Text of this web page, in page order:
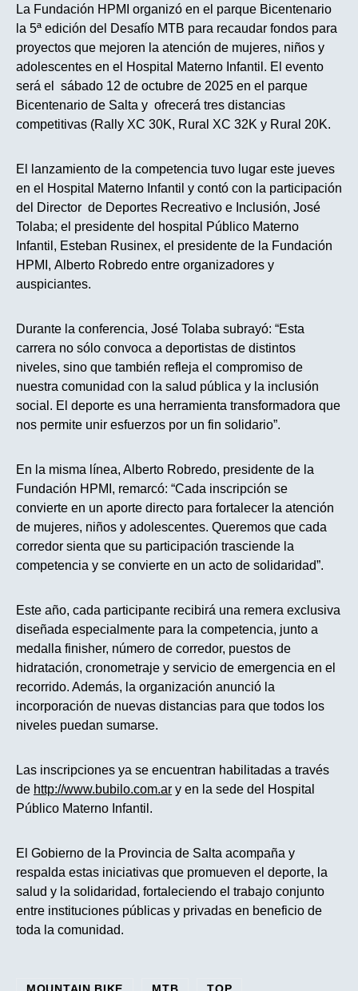
La Fundación HPMI organizó en el parque Bicentenario
la 5ª edición del Desafío MTB para recaudar fondos para
proyectos que mejoren la atención de mujeres, niños y
adolescentes en el Hospital Materno Infantil. El evento
será el sábado 12 de octubre de 2025 en el parque
Bicentenario de Salta y ofrecerá tres distancias
competitivas (Rally XC 30K, Rural XC 32K y Rural 20K.
El lanzamiento de la competencia tuvo lugar este jueves
en el Hospital Materno Infantil y contó con la participación
del Director de Deportes Recreativo e Inclusión, José
Tolaba; el presidente del hospital Público Materno
Infantil, Esteban Rusinex, el presidente de la Fundación
HPMI, Alberto Robredo entre organizadores y
auspiciantes.
Durante la conferencia, José Tolaba subrayó: “Esta
carrera no sólo convoca a deportistas de distintos
niveles, sino que también refleja el compromiso de
nuestra comunidad con la salud pública y la inclusión
social. El deporte es una herramienta transformadora que
nos permite unir esfuerzos por un fin solidario”.
En la misma línea, Alberto Robredo, presidente de la
Fundación HPMI, remarcó: “Cada inscripción se
convierte en un aporte directo para fortalecer la atención
de mujeres, niños y adolescentes. Queremos que cada
corredor sienta que su participación trasciende la
competencia y se convierte en un acto de solidaridad”.
Este año, cada participante recibirá una remera exclusiva
diseñada especialmente para la competencia, junto a
medalla finisher, número de corredor, puestos de
hidratación, cronometraje y servicio de emergencia en el
recorrido. Además, la organización anunció la
incorporación de nuevas distancias para que todos los
niveles puedan sumarse.
Las inscripciones ya se encuentran habilitadas a través
de http://www.bubilo.com.ar y en la sede del Hospital
Público Materno Infantil.
El Gobierno de la Provincia de Salta acompaña y
respalda estas iniciativas que promueven el deporte, la
salud y la solidaridad, fortaleciendo el trabajo conjunto
entre instituciones públicas y privadas en beneficio de
toda la comunidad.